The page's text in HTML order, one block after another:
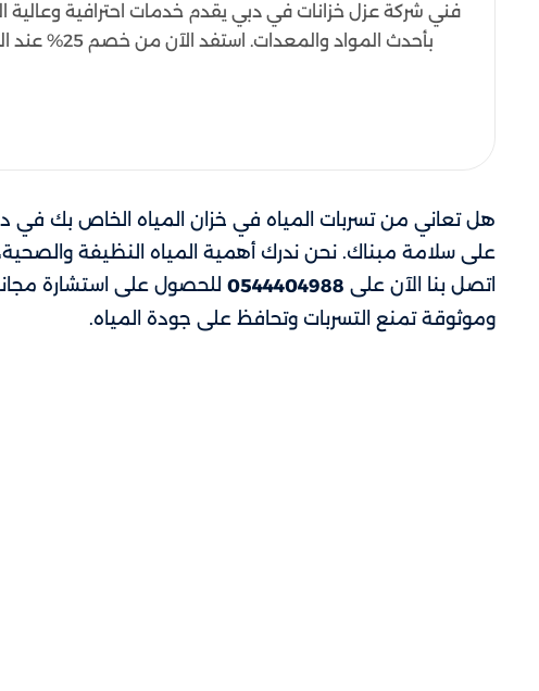
فني شركة عزل خزانات في دبي يقدم خدمات احترافية وعالية
بأحدث المواد والمعدات. استفد الآن من خصم 25% عند التواصل على الرقم 0544404988 لضمان صيانة فعّالة وحماية مثالية لخزاناتك بأسعار مناسبة وخدمة سريعة.
هل تعاني من تسربات المياه في خزان المياه الخاص بك في
على سلامة مبناك. نحن ندرك أهمية المياه النظيفة
اتصل بنا الآن على 0544404988 للحصول على استشارة
وموثوقة تمنع التسربات وتحافظ على جودة المياه.